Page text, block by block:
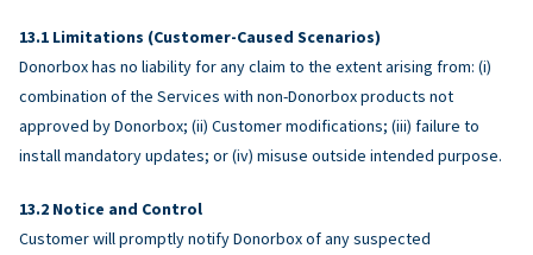
Limitations (Customer-Caused Scenarios)
Donorbox has no liability for any claim to the extent arising from: (i)
combination of the Services with non-Donorbox products not
approved by Donorbox; (ii) Customer modifications; (iii) failure to
install mandatory updates; or (iv) misuse outside intended purpose.
Notice and Control
Customer will promptly notify Donorbox of any suspected